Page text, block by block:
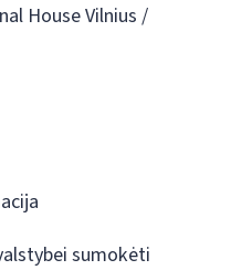
House Vilnius /
sumokėti